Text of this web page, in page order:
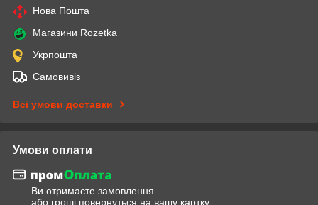
Нова Пошта
Магазини Rozetka
Укрпошта
Самовивіз
Всі умови доставки
Умови оплати
Ви отримаєте замовлення
або гроші повернуться на вашу картку